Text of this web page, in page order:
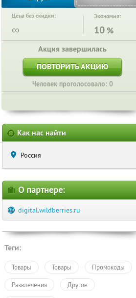
Цена без скидки:
∞
Экономия:
10 %
Акция завершилась
ПОВТОРИТЬ АКЦИЮ
Человек проголосовало: 0
Как нас найти
Россия
О партнере:
digital.wildberries.ru
Теги:
Товары Товары Промокоды
Развлечения Другое